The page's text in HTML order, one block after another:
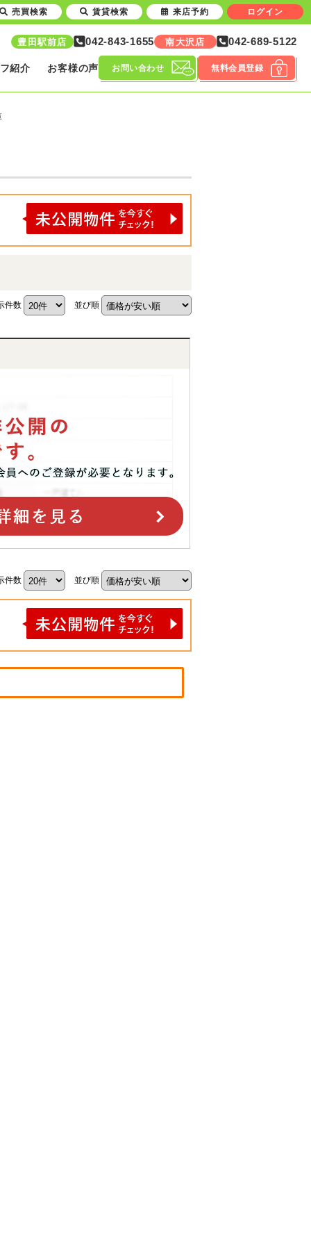
豊田駅前店 042-843-1655 南大沢店 042-689-5122
紹介 お客様の声 お問い合わせ 無料会員登録
件数 並び順
件数 並び順
売買検索 賃貸検索 来店予約 ログイン